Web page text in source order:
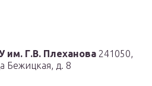
им. Г.В. Плеханова 241050,
Бежицкая, д. 8